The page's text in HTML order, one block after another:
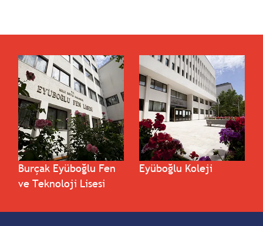
Burçak Eyüboğlu Fen
ve Teknoloji Lisesi
Eyüboğlu Koleji